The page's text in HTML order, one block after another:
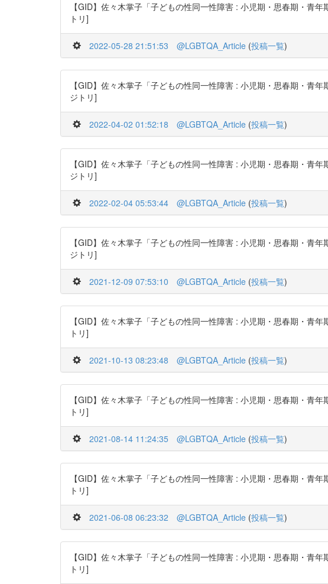
【GID】佐々木掌子「子どもの性同一性障害 : 小児期・思春期・青
トリ]
2022-05-28 21:51:53 @LGBTQA_Article (投稿一覧)
【GID】佐々木掌子「子どもの性同一性障害 : 小児期・思春期・青
ジトリ]
2022-04-02 01:52:18 @LGBTQA_Article (投稿一覧)
【GID】佐々木掌子「子どもの性同一性障害 : 小児期・思春期・青
ジトリ]
2022-02-04 05:53:44 @LGBTQA_Article (投稿一覧)
【GID】佐々木掌子「子どもの性同一性障害 : 小児期・思春期・青
ジトリ]
2021-12-09 07:53:10 @LGBTQA_Article (投稿一覧)
【GID】佐々木掌子「子どもの性同一性障害 : 小児期・思春期・青
トリ]
2021-10-13 08:23:48 @LGBTQA_Article (投稿一覧)
【GID】佐々木掌子「子どもの性同一性障害 : 小児期・思春期・青
トリ]
2021-08-14 11:24:35 @LGBTQA_Article (投稿一覧)
【GID】佐々木掌子「子どもの性同一性障害 : 小児期・思春期・青
トリ]
2021-06-08 06:23:32 @LGBTQA_Article (投稿一覧)
【GID】佐々木掌子「子どもの性同一性障害 : 小児期・思春期・青
トリ]